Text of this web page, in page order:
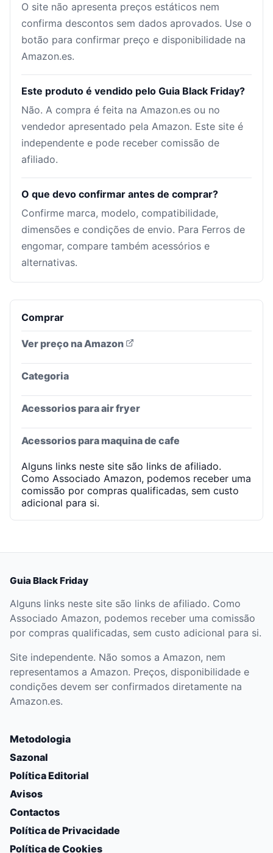
O site não apresenta preços estáticos nem
confirma descontos sem dados aprovados. Use o
botão para confirmar preço e disponibilidade na
Amazon.es.
Este produto é vendido pelo Guia Black Friday?
Não. A compra é feita na Amazon.es ou no
vendedor apresentado pela Amazon. Este site é
independente e pode receber comissão de
afiliado.
O que devo confirmar antes de comprar?
Confirme marca, modelo, compatibilidade,
dimensões e condições de envio. Para Ferros de
engomar, compare também acessórios e
alternativas.
Comprar
Ver preço na Amazon
Categoria
Acessorios para air fryer
Acessorios para maquina de cafe
Alguns links neste site são links de afiliado.
Como Associado Amazon, podemos receber uma
comissão por compras qualificadas, sem custo
adicional para si.
Guia Black Friday
Alguns links neste site são links de afiliado. Como
Associado Amazon, podemos receber uma comissão
por compras qualificadas, sem custo adicional para si.
Site independente. Não somos a Amazon, nem
representamos a Amazon. Preços, disponibilidade e
condições devem ser confirmados diretamente na
Amazon.es.
Metodologia
Sazonal
Política Editorial
Avisos
Contactos
Política de Privacidade
Política de Cookies